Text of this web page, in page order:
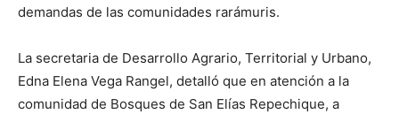
demandas de las comunidades rarámuris.
La secretaria de Desarrollo Agrario, Territorial y Urbano,
Edna Elena Vega Rangel, detalló que en atención a la
comunidad de Bosques de San Elías Repechique, a